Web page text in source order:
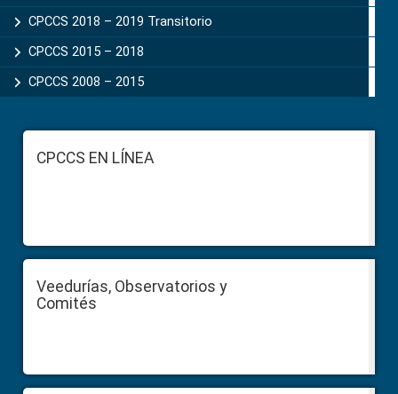
CPCCS 2018 – 2019 Transitorio
CPCCS 2015 – 2018
CPCCS 2008 – 2015
FooterCPCCS EN LÍNEA
Veedurías, Observatorios y
Comités